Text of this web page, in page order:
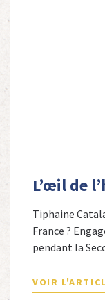
L’œil de
Tiphaine
France ?
pendant la
secondaire et
est spécialiste
VOIR